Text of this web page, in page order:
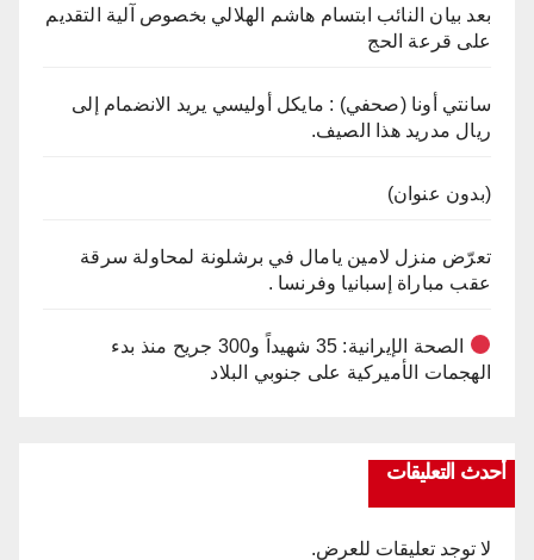
بعد بيان النائب ابتسام هاشم الهلالي بخصوص آلية التقديم
على قرعة الحج
سانتي أونا (صحفي) : مايكل أوليسي يريد الانضمام إلى
ريال مدريد هذا الصيف.
(بدون عنوان)
تعرّض منزل لامين يامال في برشلونة لمحاولة سرقة
عقب مباراة إسبانيا وفرنسا .
الصحة الإيرانية: 35 شهيداً و300 جريح منذ بدء
الهجمات الأميركية على جنوبي البلاد
أحدث التعليقات
لا توجد تعليقات للعرض.